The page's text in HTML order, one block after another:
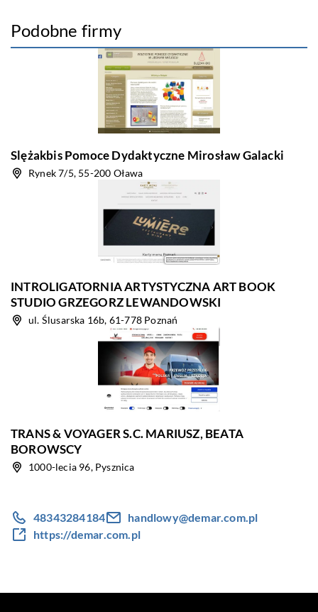
Podobne firmy
Slężakbis Pomoce Dydaktyczne Mirosław Galacki
Rynek 7/5, 55-200 Oława
INTROLIGATORNIA ARTYSTYCZNA ART BOOK
STUDIO GRZEGORZ LEWANDOWSKI
ul. Ślusarska 16b, 61-778 Poznań
TRANS & VOYAGER S.C. MARIUSZ, BEATA
BOROWSCY
1000-lecia 96, Pysznica
48343284184
handlowy@demar.com.pl
https://demar.com.pl